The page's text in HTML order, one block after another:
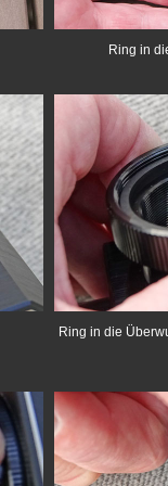
Ring in
Ring in die